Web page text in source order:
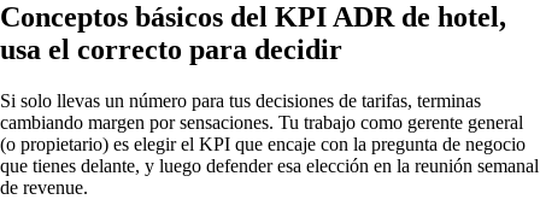
Conceptos básicos del KPI ADR de hotel,
usa el correcto para decidir
Si solo llevas un número para tus decisiones de tarifas, terminas
cambiando margen por sensaciones. Tu trabajo como gerente general
(o propietario) es elegir el KPI que encaje con la pregunta de negocio
que tienes delante, y luego defender esa elección en la reunión semanal
de revenue.